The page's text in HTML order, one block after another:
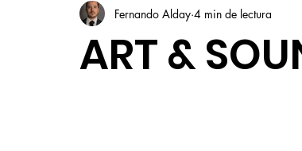
ART &
Fernando Alday 4 min de lectura